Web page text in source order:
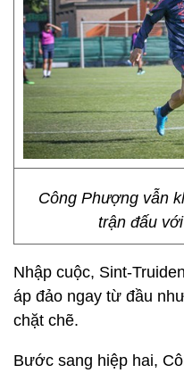
Công Phượng vẫn
trận đấu
Nhập cuộc, Sint-
áp đảo ngay từ đầu
chặt chẽ.
Bước sang hiệp hai,